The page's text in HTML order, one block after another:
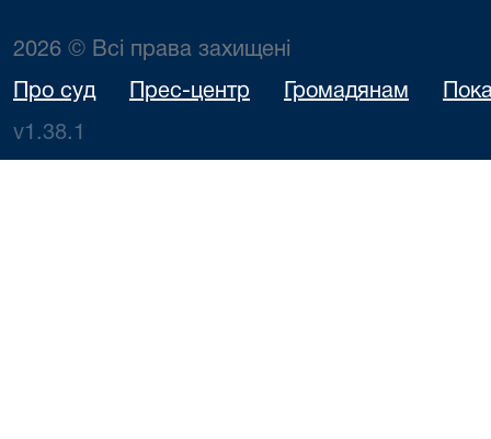
2026 © Всі права захищені
Про суд Прес-центр Громадянам
v1.38.1